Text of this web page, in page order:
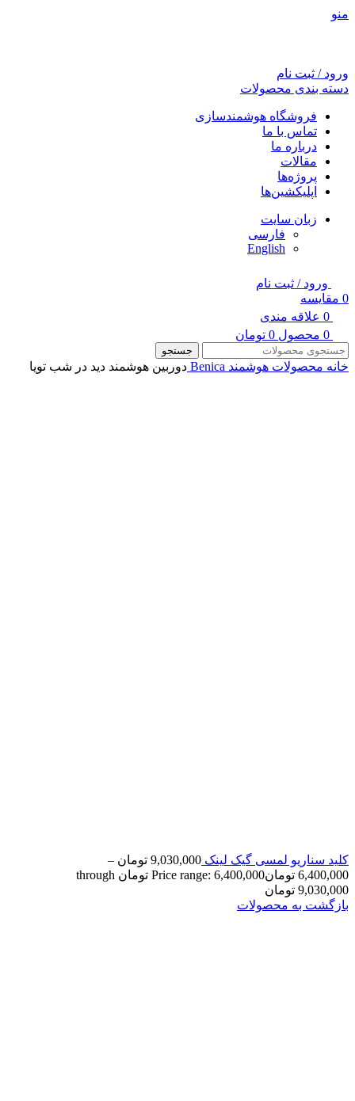
منو
ورود / ثبت نام
دسته بندی محصولات
فروشگاه هوشمندسازی
تماس با ما
درباره ما
مقالات
پروژه‌ها
اپلیکشین‌ها
زبان سایت
فارسی
English
ورود / ثبت نام
0 مقایسه
0 علاقه مندی
0 محصول 0 تومان
جستجو
خانه محصولات هوشمند Benica دوربین هوشمند دید در شب تویا
کلید سناریو لمسی گیک لینک 9,030,000 تومان –
6,400,000 تومان
Price range: 6,400,000 تومان through
9,030,000 تومان
بازگشت به محصولات